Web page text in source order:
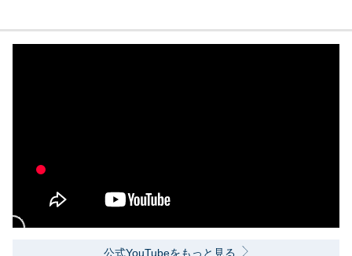
公式YouTubeをもっと見る